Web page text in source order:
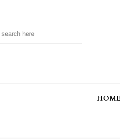
HOME